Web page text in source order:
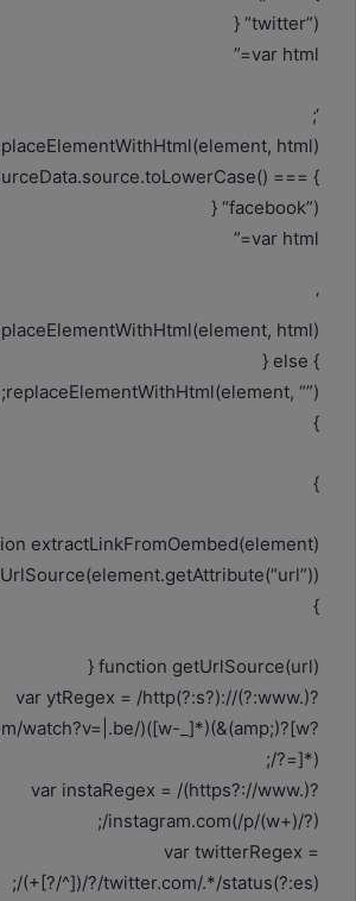
“twitter”) {
var html=”
‘;
html);
===
“facebook”) {
var html=”
‘
html);
} else {
replaceElementWithHtml(element, “”);
}
}
extractLinkFromOembed(element) {
}
function getUrlSource(url) {
var ytRegex = /http(?:s?)://(?:www.)?
watch?v=|.be/)([w-_]*)(&(amp;)?‌​[w?‌​
=]*)?/;
var instaRegex = /(https?://www.)?
instagram.com(/p/(w+)/?)/;
var twitterRegex =
/twitter.com/.*/status(?:es)?/([^/?]+)/;